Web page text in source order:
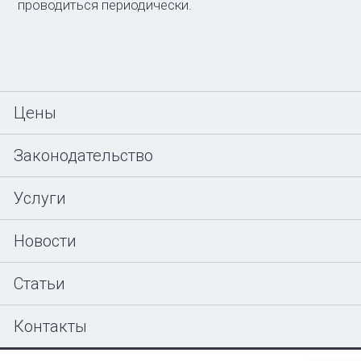
проводиться периодически.
Цены
Законодательство
Услуги
Новости
Статьи
Контакты